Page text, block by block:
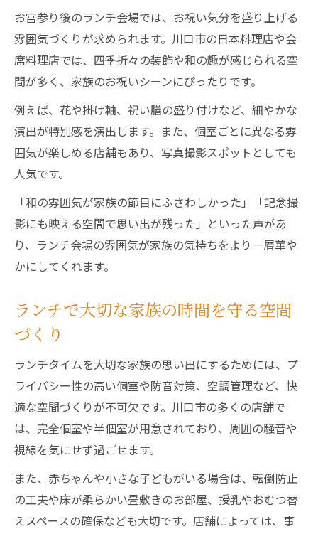
お宮参り後のランチ会場では、お祝い気分を盛り上げる
雰囲気づくりが求められます。川口市の日本料理店や会
席料理店では、四季折々の装飾や和の趣が感じられる空
間が多く、家族のお祝いシーンにぴったりです。
例えば、花や掛け軸、祝い膳の盛り付けなど、細やかな
演出が特別感を演出します。また、個室ごとに異なる雰
囲気が楽しめる店舗もあり、写真撮影スポットとしても
人気です。
「和の雰囲気が家族の節目にふさわしかった」「記念撮
影にも映える空間で思い出が残った」といった声があ
り、ランチ会場の雰囲気が家族の気持ちをより一層華や
かにしてくれます。
ランチで大切な家族の時間を守る空間
づくり
ランチタイムを大切な家族の思い出にするためには、プ
ライバシー性の高い個室や防音対策、空調管理など、快
適な空間づくりが不可欠です。川口市の多くの店舗で
は、完全個室や半個室が用意されており、周囲の騒音や
視線を気にせず過ごせます。
また、赤ちゃんや小さな子どもがいる場合は、転倒防止
の工夫や床が柔らかい畳敷きのお部屋、授乳やおむつ替
えスペースの確保なども大切です。店舗によっては、事